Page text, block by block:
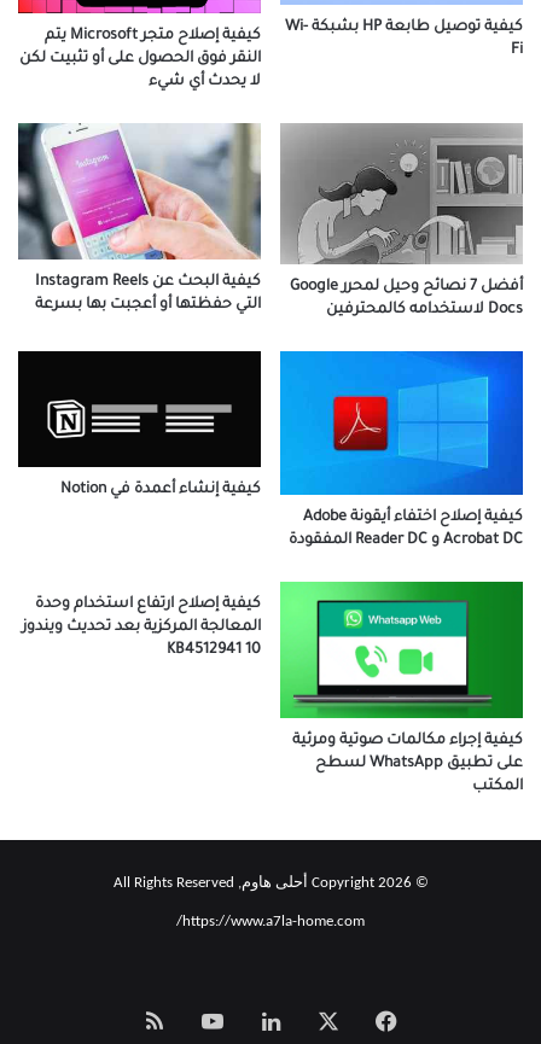
كيفية توصيل طابعة HP بشبكة Wi-
Fi
كيفية إصلاح متجر Microsoft يتم
النقر فوق الحصول على أو تثبيت لكن
لا يحدث أي شيء
أفضل 7 نصائح وحيل لمحرر Google
Docs لاستخدامه كالمحترفين
كيفية البحث عن Instagram Reels
التي حفظتها أو أعجبت بها بسرعة
كيفية إصلاح اختفاء أيقونة Adobe
Acrobat DC و Reader DC المفقودة
كيفية إنشاء أعمدة في Notion
كيفية إجراء مكالمات صوتية ومرئية
على تطبيق WhatsApp لسطح
المكتب
كيفية إصلاح ارتفاع استخدام وحدة
المعالجة المركزية بعد تحديث ويندوز
10 KB4512941
© Copyright 2026 أحلى هاوم, All Rights Reserved
https://www.a7la-home.com/
فيسبوك لينكدإن‫YouTube
Smart